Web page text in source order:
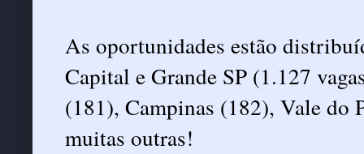
As oportunidades estão
Capital e Grande SP (1.127
(181), Campinas (182), Vale do
muitas outras!